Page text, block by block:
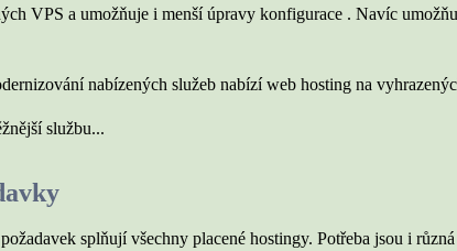
VPS a umožňuje i menší úpravy konfigurace . Navíc
nabízených služeb nabízí web hosting na
službu...
splňují všechny placené hostingy. Potřeba jsou i